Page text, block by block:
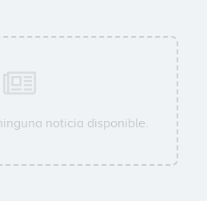
noticia disponible.